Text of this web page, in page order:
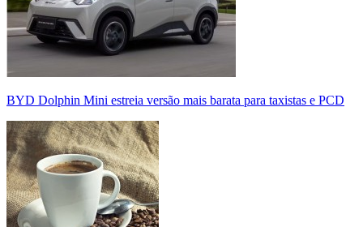
BYD Dolphin Mini estreia versão mais barata para taxistas e PCD